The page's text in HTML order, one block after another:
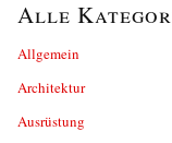
Alle
Allgemein
Architektur
Ausrüstung